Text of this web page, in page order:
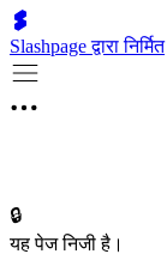
Slashpage द्वारा निर्मित
🔒
यह पेज निजी है।